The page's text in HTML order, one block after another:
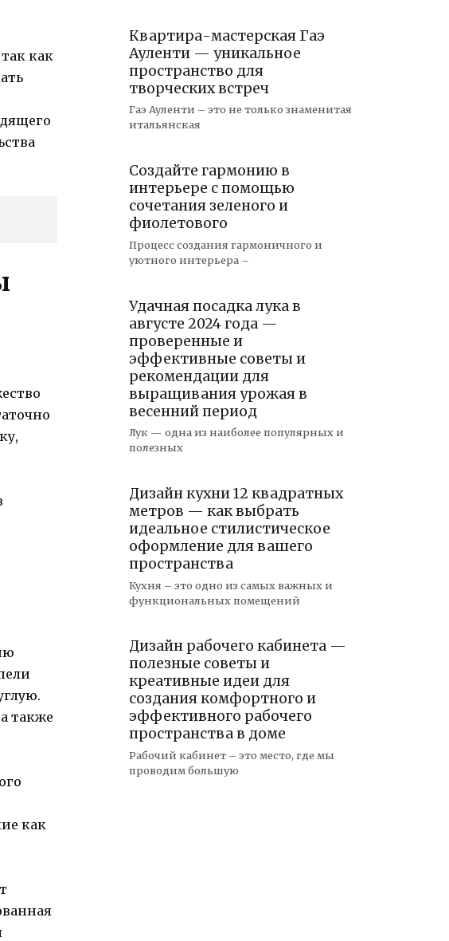
как
также
как
Квартира-мастерская Гаэ
Ауленти — уникальное
пространство для
творческих встреч
Гаэ Ауленти – это не только знаменитая
итальянская
Создайте гармонию в
интерьере с помощью
сочетания зеленого и
фиолетового
Процесс создания гармоничного и
уютного интерьера –
Удачная посадка лука в
августе 2024 года —
проверенные и
эффективные советы и
рекомендации для
выращивания урожая в
весенний период
Лук — одна из наиболее популярных и
полезных
Дизайн кухни 12 квадратных
метров — как выбрать
идеальное стилистическое
оформление для вашего
пространства
Кухня – это одно из самых важных и
функциональных помещений
Дизайн рабочего кабинета —
полезные советы и
креативные идеи для
создания комфортного и
эффективного рабочего
пространства в доме
Рабочий кабинет – это место, где мы
проводим большую